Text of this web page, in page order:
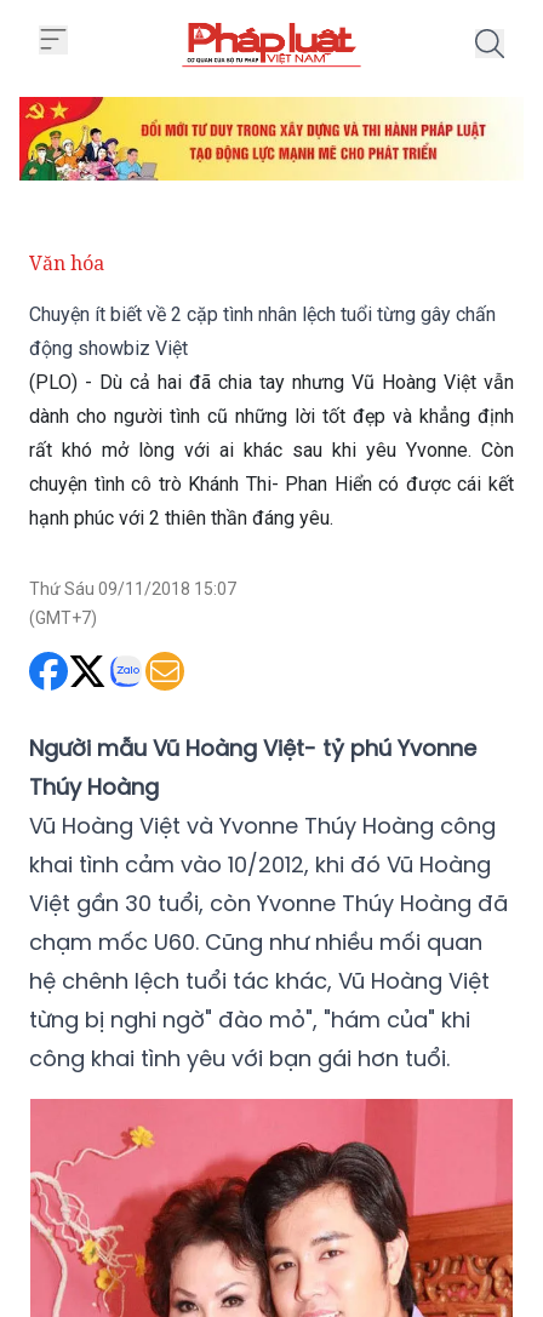
Văn hóa
Chuyện ít biết về 2 cặp tình nhân lệch tuổi từng gây chấn
động showbiz Việt
(PLO) - Dù cả hai đã chia tay nhưng Vũ Hoàng Việt vẫn
dành cho người tình cũ những lời tốt đẹp và khẳng định
rất khó mở lòng với ai khác sau khi yêu Yvonne. Còn
chuyện tình cô trò Khánh Thi- Phan Hiển có được cái kết
hạnh phúc với 2 thiên thần đáng yêu.
Thứ Sáu 09/11/2018 15:07
(GMT+7)
Người mẫu Vũ Hoàng Việt- tỷ phú Yvonne
Thúy Hoàng
Vũ Hoàng Việt và Yvonne Thúy Hoàng công
khai tình cảm vào 10/2012, khi đó Vũ Hoàng
Việt gần 30 tuổi, còn Yvonne Thúy Hoàng đã
chạm mốc U60. Cũng như nhiều mối quan
hệ chênh lệch tuổi tác khác, Vũ Hoàng Việt
từng bị nghi ngờ" đào mỏ", "hám của" khi
công khai tình yêu với bạn gái hơn tuổi.